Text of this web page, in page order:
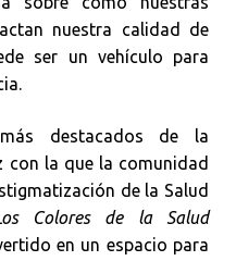
nuestra calidad de
ser un vehículo para
destacados de la
con la que la comunidad
de la Salud
Colores de la Salud
en un espacio para